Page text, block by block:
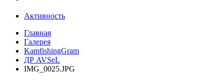
Активность
Главная
Галерея
KamfishingGram
ДР AVSeL
IMG_0025.JPG